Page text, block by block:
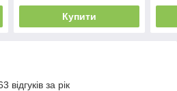
Купити
відгуків за рік